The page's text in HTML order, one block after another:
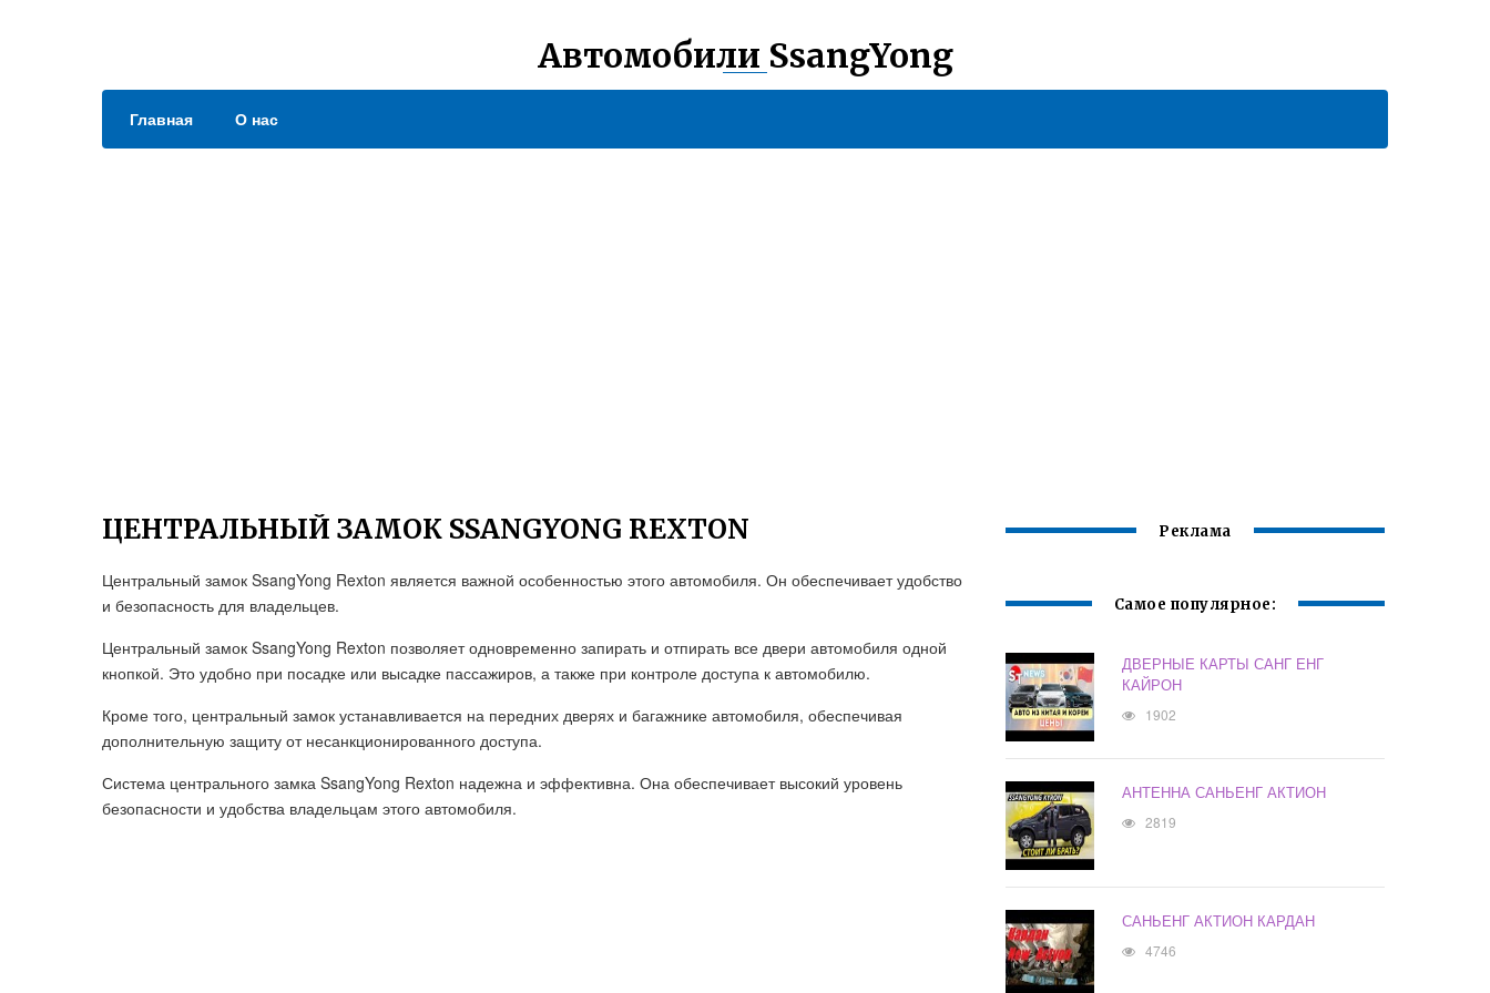
Автомобили SsangYong
Главная О нас
ЦЕНТРАЛЬНЫЙ ЗАМОК SSANGYONG REXTON
Центральный замок SsangYong Rexton является важной особенностью этого автомобиля. Он обеспечивает удобство
и безопасность для владельцев.
Центральный замок SsangYong Rexton позволяет одновременно запирать и отпирать все двери автомобиля одной
кнопкой. Это удобно при посадке или высадке пассажиров, а также при контроле доступа к автомобилю.
Кроме того, центральный замок устанавливается на передних дверях и багажнике автомобиля, обеспечивая
дополнительную защиту от несанкционированного доступа.
Система центрального замка SsangYong Rexton надежна и эффективна. Она обеспечивает высокий уровень
безопасности и удобства владельцам этого автомобиля.
Реклама
Самое популярное:
ДВЕРНЫЕ КАРТЫ САНГ ЕНГ
КАЙРОН
1902
АНТЕННА САНЬЕНГ АКТИОН
2819
САНЬЕНГ АКТИОН КАРДАН
4746